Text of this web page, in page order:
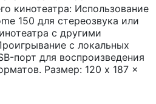
кинотеатра: Использование
150 для стереозвука или
с другими
с локальных
порт для воспроизведения
Размер: 120 x 187 x